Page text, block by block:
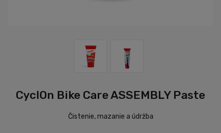
CyclOn Bike Care ASSEMBLY Paste
Čistenie, mazanie a údržba